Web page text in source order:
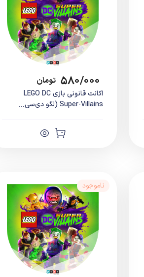
۵۸۰/۰۰۰ تومان
اکانت قانونی بازی LEGO DC
Super-Villains (لگو دی‌سی...
ناموجود